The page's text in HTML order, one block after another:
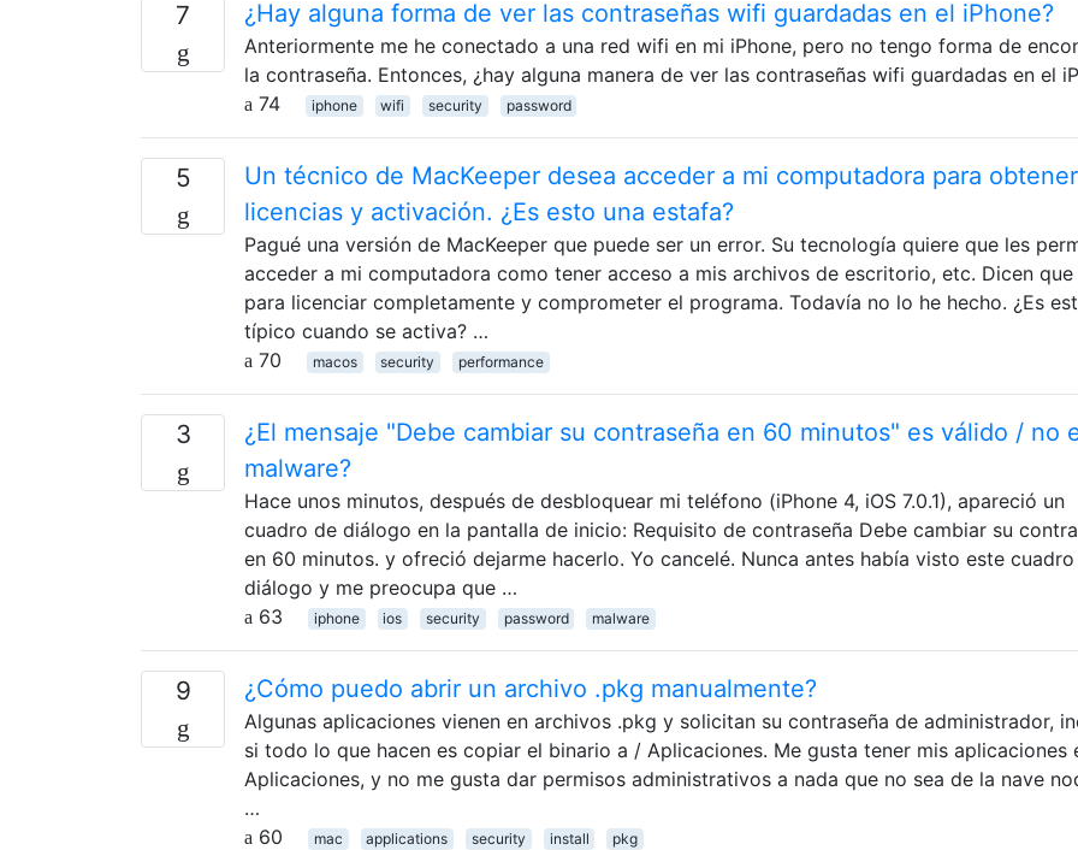
7 ¿Hay alguna forma de ver las contraseñas wifi guardadas en el iPhone?
Anteriormente me he conectado a una red wifi en mi iPhone, pero no tengo forma de
la contraseña. Entonces, ¿hay alguna manera de ver las contraseñas wifi guardadas en el
74
iphone wifi security password
5
Un técnico de MacKeeper desea acceder a mi computadora para obtener
licencias y activación. ¿Es esto una estafa?
Pagué una versión de MacKeeper que puede ser un error. Su tecnología quiere que les
acceder a mi computadora como tener acceso a mis archivos de escritorio, etc. Dicen que
para licenciar completamente y comprometer el programa. Todavía no lo he hecho. ¿Es
típico cuando se activa? …
70
macos security performance
3
¿El mensaje "Debe cambiar su contraseña en 60 minutos" es válido / no
malware?
Hace unos minutos, después de desbloquear mi teléfono (iPhone 4, iOS 7.0.1), apareció un
cuadro de diálogo en la pantalla de inicio: Requisito de contraseña Debe cambiar su
en 60 minutos. y ofreció dejarme hacerlo. Yo cancelé. Nunca antes había visto este
diálogo y me preocupa que …
63
iphone ios security password malware
9 ¿Cómo puedo abrir un archivo .pkg manualmente?
Algunas aplicaciones vienen en archivos .pkg y solicitan su contraseña de administrador,
si todo lo que hacen es copiar el binario a / Aplicaciones. Me gusta tener mis aplicaciones
Aplicaciones, y no me gusta dar permisos administrativos a nada que no sea de la nave
…
60
mac applications security install pkg